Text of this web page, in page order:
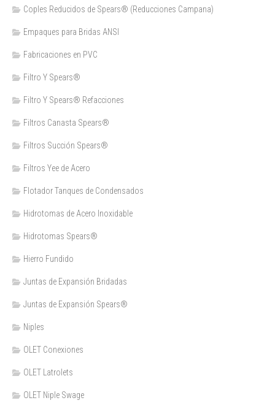
Coples Reducidos de Spears® (Reducciones Campana)
Empaques para Bridas ANSI
Fabricaciones en PVC
Filtro Y Spears®
Filtro Y Spears® Refacciones
Filtros Canasta Spears®
Filtros Succión Spears®
Filtros Yee de Acero
Flotador Tanques de Condensados
Hidrotomas de Acero Inoxidable
Hidrotomas Spears®
Hierro Fundido
Juntas de Expansión Bridadas
Juntas de Expansión Spears®
Niples
OLET Conexiones
OLET Latrolets
OLET Niple Swage